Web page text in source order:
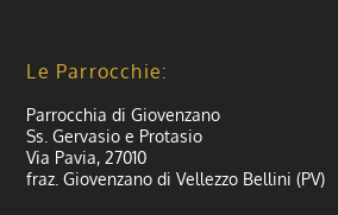
Le Parrocchie:
Parrocchia di Giovenzano
Ss. Gervasio e Protasio
Via Pavia, 27010
fraz. Giovenzano di Vellezzo Bellini (PV)